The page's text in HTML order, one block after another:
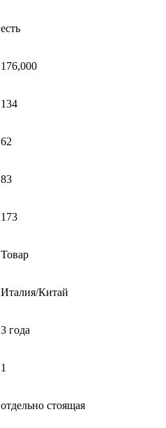
есть
176,000
134
62
83
173
Товар
Италия/Китай
3 года
1
отдельно стоящая